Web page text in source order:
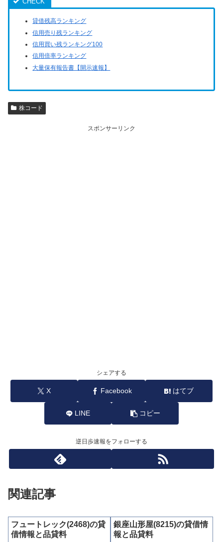
貸借残高ランキング
信用売り残ランキング
信用買い残ランキング100
信用倍率ランキング
大量保有報告書【開示速報】
株コード
スポンサーリンク
シェアする
X Facebook はてブ
LINE コピー
逆日歩速報をフォローする
関連記事
フュートレック(2468)の貸
借情報と品貸料
銀座山形屋(8215)の貸借情
報と品貸料